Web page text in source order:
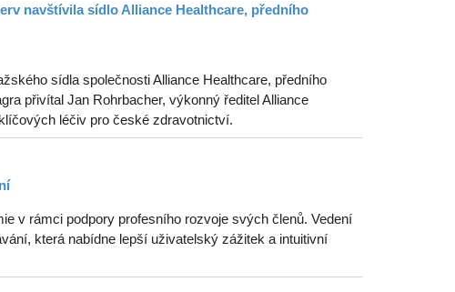
navštívila sídlo Alliance Healthcare, předního
sídla společnosti Alliance Healthcare, předního
přivítal Jan Rohrbacher, výkonný ředitel Alliance
léčiv pro české zdravotnictví.
v rámci podpory profesního rozvoje svých členů. Vedení
která nabídne lepší uživatelský zážitek a intuitivní